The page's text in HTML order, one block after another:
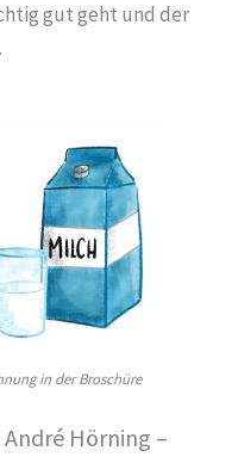
gut geht und der
in der Broschüre
Hörning –